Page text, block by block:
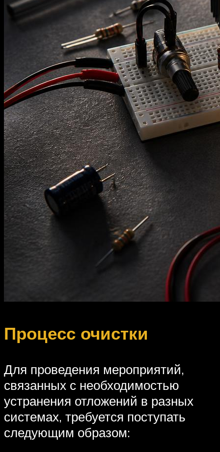
Процесс очистки
Для проведения мероприятий,
связанных с необходимостью
устранения отложений в разных
системах, требуется поступать
следующим образом: